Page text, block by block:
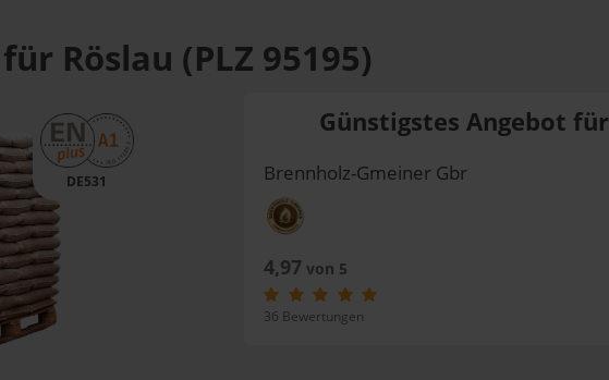
Röslau (PLZ 95195)
DE531
Günstigstes Angebot für
Brennholz-Gmeiner Gbr
4,97von 5
36 Bewertungen